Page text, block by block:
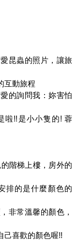
昆蟲的照片，讓旅
互動旅程
的詢問我：妳害怕
啦!!是小小隻的! 蓉
階梯上樓，房外的
排的是什麼顏色的
非常溫馨的顏色，
己喜歡的顏色喔!!